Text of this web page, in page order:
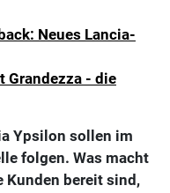
Neues Lancia-
Grandezza - die
Ypsilon sollen im
folgen. Was macht
Kunden bereit sind,